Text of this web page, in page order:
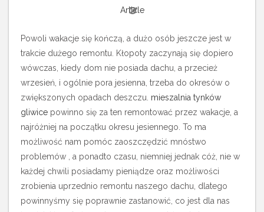
Article
Powoli wakacje się kończą, a dużo osób jeszcze jest w
trakcie dużego remontu. Kłopoty zaczynają się dopiero
wówczas, kiedy dom nie posiada dachu, a przecież
wrzesień, i ogólnie pora jesienna, trzeba do okresów o
zwiększonych opadach deszczu. mieszalnia tynków
gliwice powinno się za ten remontować przez wakacje, a
najróżniej na początku okresu jesiennego. To ma
możliwość nam pomóc zaoszczędzić mnóstwo
problemów , a ponadto czasu, niemniej jednak cóż, nie w
każdej chwili posiadamy pieniądze oraz możliwości
zrobienia uprzednio remontu naszego dachu, dlatego
powinnyśmy się poprawnie zastanowić, co jest dla nas